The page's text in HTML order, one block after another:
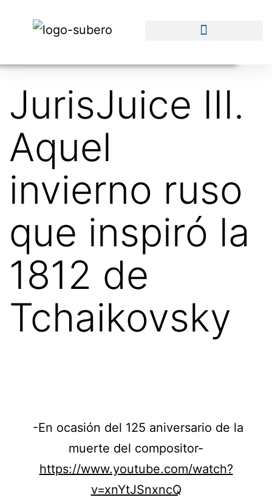
JurisJuice III.
Aquel
invierno ruso
que inspiró la
1812 de
Tchaikovsky
-En ocasión del 125 aniversario de la
muerte del compositor-
https://www.youtube.com/watch?
v=xnYtJSnxncQ